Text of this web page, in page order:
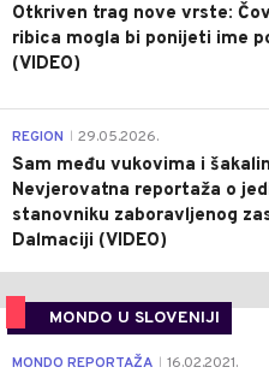
Otkriven trag nove vrste:
ribica mogla bi ponijeti ime
(VIDEO)
REGION 29.05.2026.
Sam među vukovima i
Nevjerovatna reportaža o
stanovniku zaboravljenog
Dalmaciji (VIDEO)
MONDO U SLOVENIJI
MONDO REPORTAŽA 16.02.2021.